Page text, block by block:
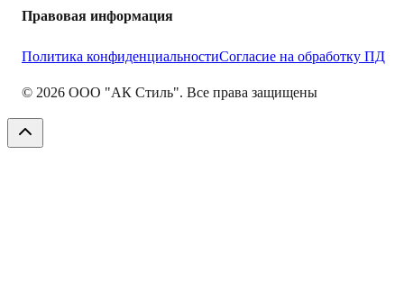
Правовая информация
Политика конфиденциальностиСогласие на обработку ПД
© 2026 ООО "АК Стиль". Все права защищены